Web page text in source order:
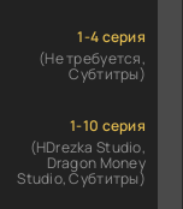
1-4 серия
(Не требуется,
Субтитры)
1-10 серия
(HDrezka Studio,
Dragon Money
Studio, Субтитры)